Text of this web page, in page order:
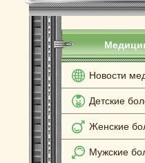
Новости
Детские
Женские
Мужские